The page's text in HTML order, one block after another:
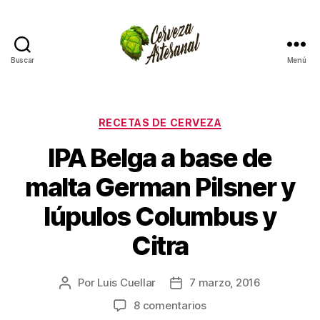
Buscar
artesanal
casa
Menú
Categorías
RECETAS DE CERVEZA
IPA Belga a base de
malta German Pilsner y
lúpulos Columbus y
Citra
Autor
Por Luis Cuellar
Fecha
de
7 marzo, 2016
8 comentariosen